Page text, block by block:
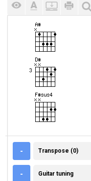
- TRANSPOSE (0)
Transpose (0)
- GUITAR TUNING
Guitar tuning